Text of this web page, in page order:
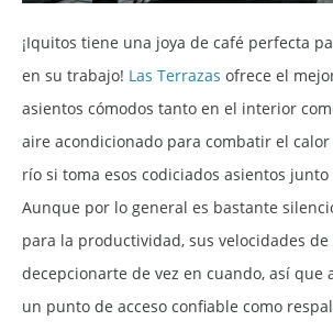
¡Iquitos tiene una joya de café perfecta
en su trabajo! Las Terrazas ofrece el
asientos cómodos tanto en el interior
aire acondicionado para combatir el
río si toma esos codiciados asientos junto
Aunque por lo general es bastante
para la productividad, sus velocidades de
decepcionarte de vez en cuando, así que
un punto de acceso confiable como